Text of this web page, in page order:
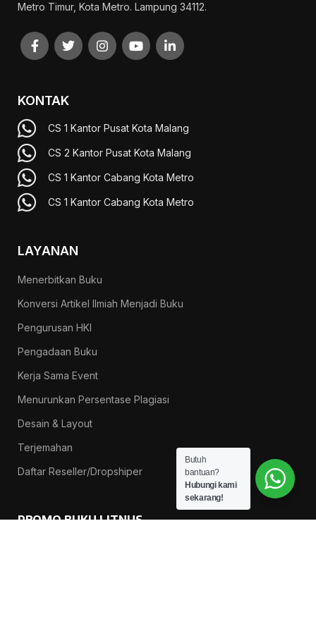
Metro Timur, Kota Metro. Lampung 34112.
KONTAK
CS 1 Kantor Pusat Kota Malang
CS 2 Kantor Pusat Kota Malang
CS 1 Kantor Cabang Kota Metro
CS 1 Kantor Cabang Kota Metro
LAYANAN
Menerbitkan Buku
Konversi Artikel Ilmiah Menjadi Buku
Pengurusan HKI
Pengadaan Buku
Kerja Sama Event
Menurunkan Persentase Plagiasi
Desain & Layout
Terjemahan
Daftar Reseller/Dropshiper
PROMO BUKU LITNUS
Butuh
bantuan?
Hubungi kami
sekarang!